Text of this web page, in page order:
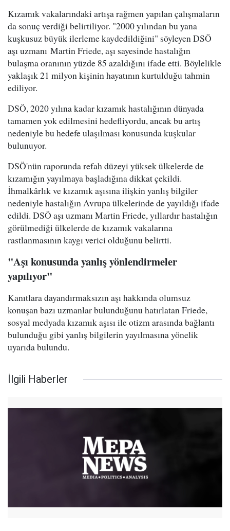
Kızamık vakalarındaki artışa rağmen yapılan çalışmaların
da sonuç verdiği belirtiliyor. "2000 yılından bu yana
kuşkusuz büyük ilerleme kaydedildiğini" söyleyen DSÖ
aşı uzmanı Martin Friede, aşı sayesinde hastalığın
bulaşma oranının yüzde 85 azaldığını ifade etti. Böylelikle
yaklaşık 21 milyon kişinin hayatının kurtulduğu tahmin
ediliyor.
DSÖ, 2020 yılına kadar kızamık hastalığının dünyada
tamamen yok edilmesini hedefliyordu, ancak bu artış
nedeniyle bu hedefe ulaşılması konusunda kuşkular
bulunuyor.
DSÖ'nün raporunda refah düzeyi yüksek ülkelerde de
kızamığın yayılmaya başladığına dikkat çekildi.
İhmalkârlık ve kızamık aşısına ilişkin yanlış bilgiler
nedeniyle hastalığın Avrupa ülkelerinde de yayıldığı ifade
edildi. DSÖ aşı uzmanı Martin Friede, yıllardır hastalığın
görülmediği ülkelerde de kızamık vakalarına
rastlanmasının kaygı verici olduğunu belirtti.
"Aşı konusunda yanlış yönlendirmeler
yapılıyor"
Kanıtlara dayandırmaksızın aşı hakkında olumsuz
konuşan bazı uzmanlar bulunduğunu hatırlatan Friede,
sosyal medyada kızamık aşısı ile otizm arasında bağlantı
bulunduğu gibi yanlış bilgilerin yayılmasına yönelik
uyarıda bulundu.
İlgili Haberler